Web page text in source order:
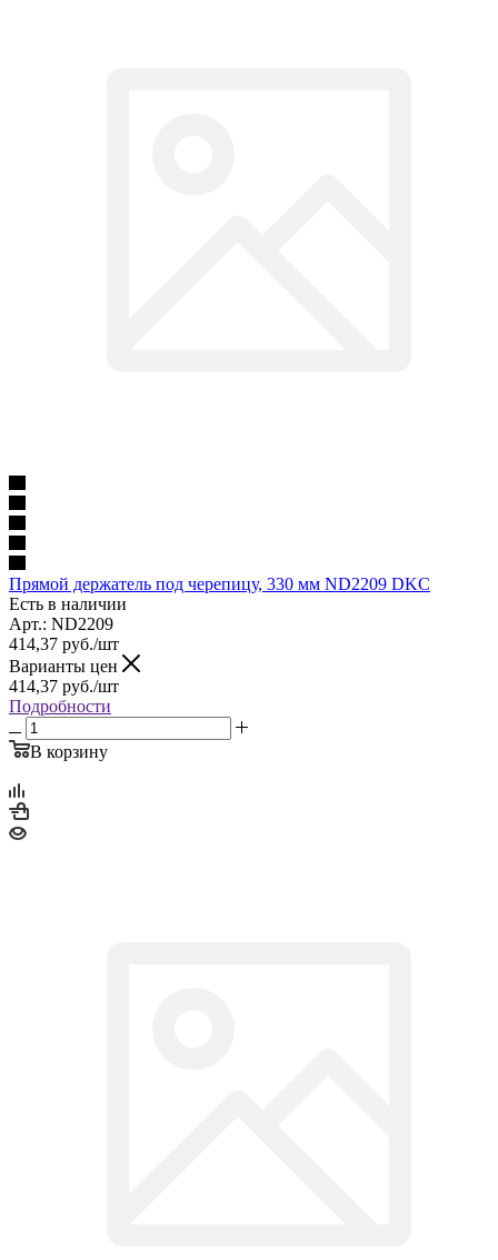
Прямой держатель под черепицу, 330 мм ND2209 DKC
Есть в наличии
Арт.: ND2209
414,37 руб./шт
Варианты цен
414,37 руб./шт
Подробности
В корзину